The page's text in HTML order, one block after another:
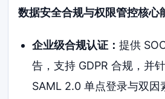
数据安全合规与权限管控核心
企业级合规认证： 提供
告，支持 GDPR 合规，并
SAML 2.0 单点登录与双因